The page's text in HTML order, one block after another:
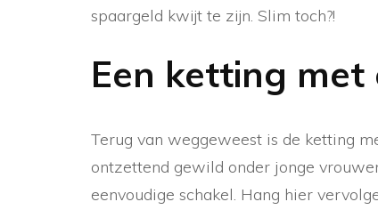
spaargeld kwijt te zijn. Slim toch?!
Een ketting met
Terug van weggeweest is de ketting
ontzettend gewild onder jonge
eenvoudige schakel. Hang hier